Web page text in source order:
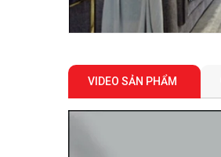
VIDEO SẢN PHẨM